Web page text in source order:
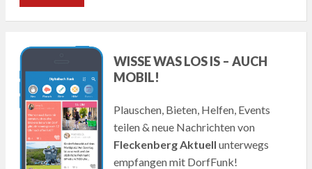
WISSE WAS LOS IS – AUCH
MOBIL!
Plauschen, Bieten, Helfen, Events
teilen & neue Nachrichten von
Fleckenberg Aktuell unterwegs
empfangen mit DorfFunk!